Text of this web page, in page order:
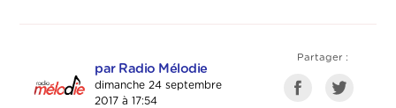
par Radio Mélodie
dimanche 24 septembre
2017 à 17:54
Partager :